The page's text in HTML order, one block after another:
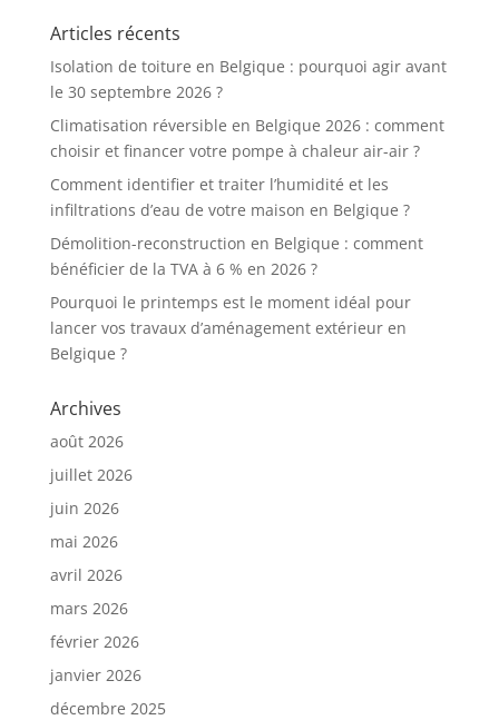
Articles récents
Isolation de toiture en Belgique : pourquoi agir avant
le 30 septembre 2026 ?
Climatisation réversible en Belgique 2026 : comment
choisir et financer votre pompe à chaleur air-air ?
Comment identifier et traiter l’humidité et les
infiltrations d’eau de votre maison en Belgique ?
Démolition-reconstruction en Belgique : comment
bénéficier de la TVA à 6 % en 2026 ?
Pourquoi le printemps est le moment idéal pour
lancer vos travaux d’aménagement extérieur en
Belgique ?
Archives
août 2026
juillet 2026
juin 2026
mai 2026
avril 2026
mars 2026
février 2026
janvier 2026
décembre 2025